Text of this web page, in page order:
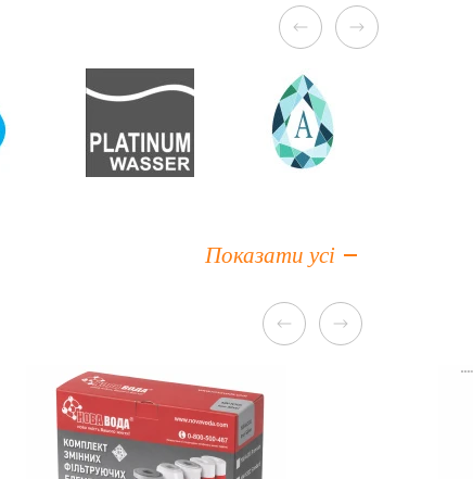
Показати усі